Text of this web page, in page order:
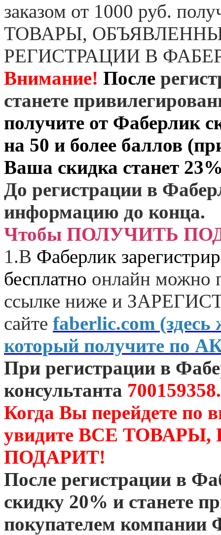
заказом от 1000 руб.
ТОВАРЫ,
РЕГИСТРАЦИИ В
Внимание! После
станете
получите от Фаберлик
на 50 и более баллов
Ваша скидка станет
До регистрации в
информацию до конца.
Чтобы ПОЛУЧИТЬ
1.В Фаберлик
бесплатно онлайн можно
ссылке ниже и
сайте faberlic.com
который получите по
При регистрации в
консультанта 700159358.
Когда Вы перейдете по
увидите ВСЕ
ПОДАРИТ!
После регистрации в
скидку 20% и станете
покупателем компании